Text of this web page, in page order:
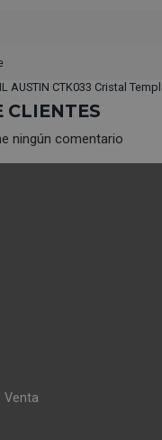
AUSTIN CTK033 Cristal
CLIENTES
ningún comentario
Venta